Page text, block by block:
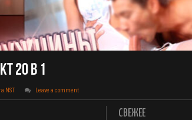
20 В 1
NST Leave a comment
СВЕЖЕЕ